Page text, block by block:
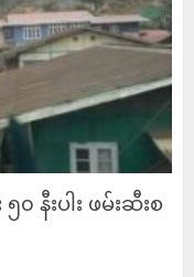
နီးပါး ဖမ်းဆီးစ